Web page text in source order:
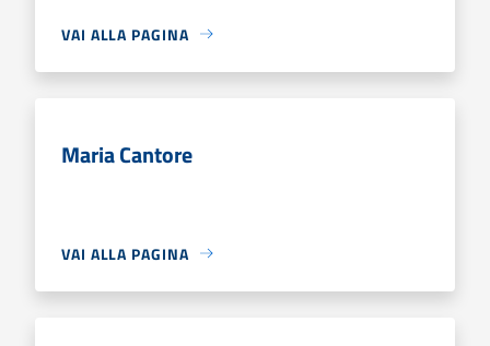
VAI ALLA PAGINA
Maria Cantore
VAI ALLA PAGINA